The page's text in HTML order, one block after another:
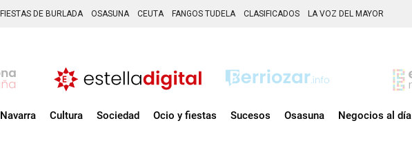
FIESTAS DE BURLADA OSASUNA CEUTA FANGOS TUDELA CLASIFICADOS LA VOZ DEL MAYOR
Navarra Cultura Sociedad Ocio y fiestas Sucesos Osasuna Negocios al día